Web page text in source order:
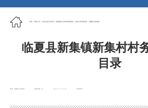
首页 政务公开 法定主动公开内容 基层政务公开标准化规范化 村务公开标准目录 新集镇人民政府
临夏县新集镇新集村村
目录
浏览次数： 发布时间：
2022-11-14 16:26